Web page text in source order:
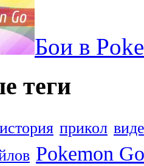
Бои в
теги
история прикол
Pokemon Go